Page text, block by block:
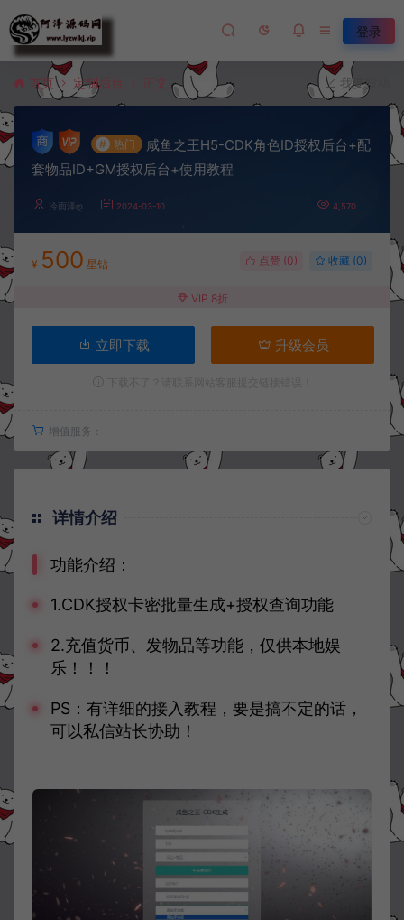
登录
首页 定制后台 正文 我要投稿
# 热门
咸鱼之王H5-CDK角色ID授权后台+配
套物品ID+GM授权后台+使用教程
冷雨泽ღ 2024-03-10 4,570
¥ 500 星钻 点赞 (0) 收藏 (0)
VIP 8折
立即下载 升级会员
增值服务：
详情介绍
功能介绍：
1.CDK授权卡密批量生成+授权查询功能
2.充值货币、发物品等功能，仅供本地娱
乐！！！
PS：有详细的接入教程，要是搞不定的话，
可以私信站长协助！